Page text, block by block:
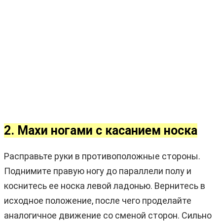
2. Махи ногами с касанием носка
Расправьте руки в противоположные стороны.
Поднимите правую ногу до параллели полу и
коснитесь ее носка левой ладонью. Вернитесь в
исходное положение, после чего проделайте
аналогичное движение со сменой сторон. Сильно